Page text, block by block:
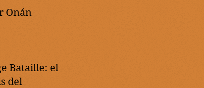
Onán
Bataille: el
del